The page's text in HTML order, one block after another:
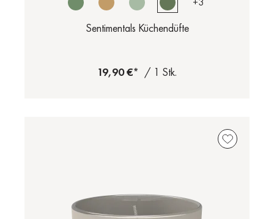
Sentimentals Küchendüfte
19,90 €* / 1 Stk.